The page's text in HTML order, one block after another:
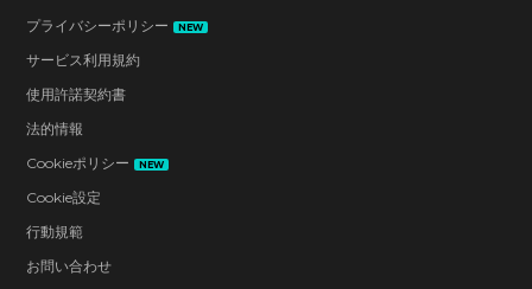
プライバシーポリシー NEW
サービス利用規約
使用許諾契約書
法的情報
Cookieポリシー
NEW
Cookie設定
行動規範
お問い合わせ